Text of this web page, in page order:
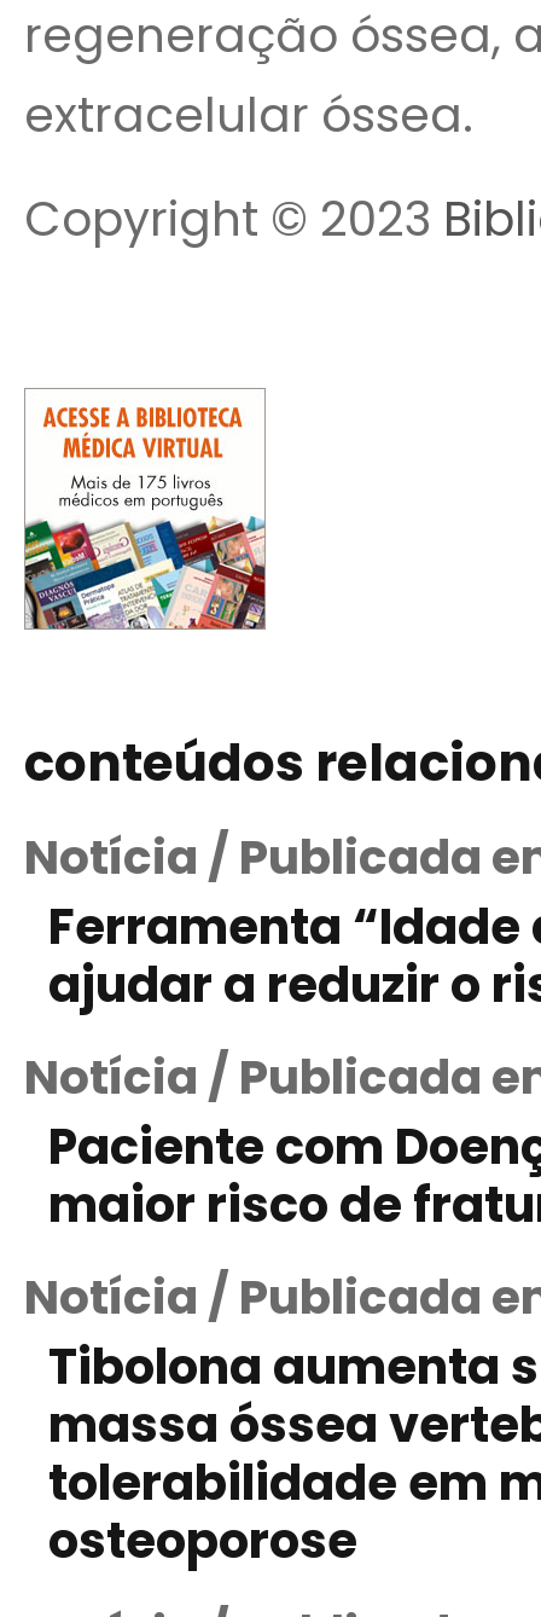
regeneração óssea,
extracelular óssea.
Copyright © 2023
conteúdos
Notícia / Publicada
Ferramenta “Idade
ajudar a reduzir o
Notícia / Publicada
Paciente com
maior risco de
Notícia / Publicada
Tibolona aumenta
massa óssea
tolerabilidade em
osteoporose